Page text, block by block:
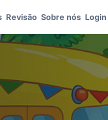
Revisão Sobre nós Login